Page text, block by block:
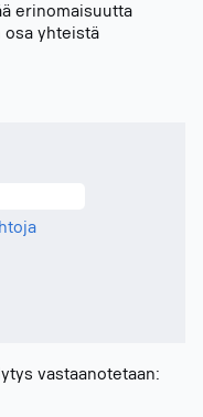
erinomaisuutta
osa yhteistä
vastaanotetaan: